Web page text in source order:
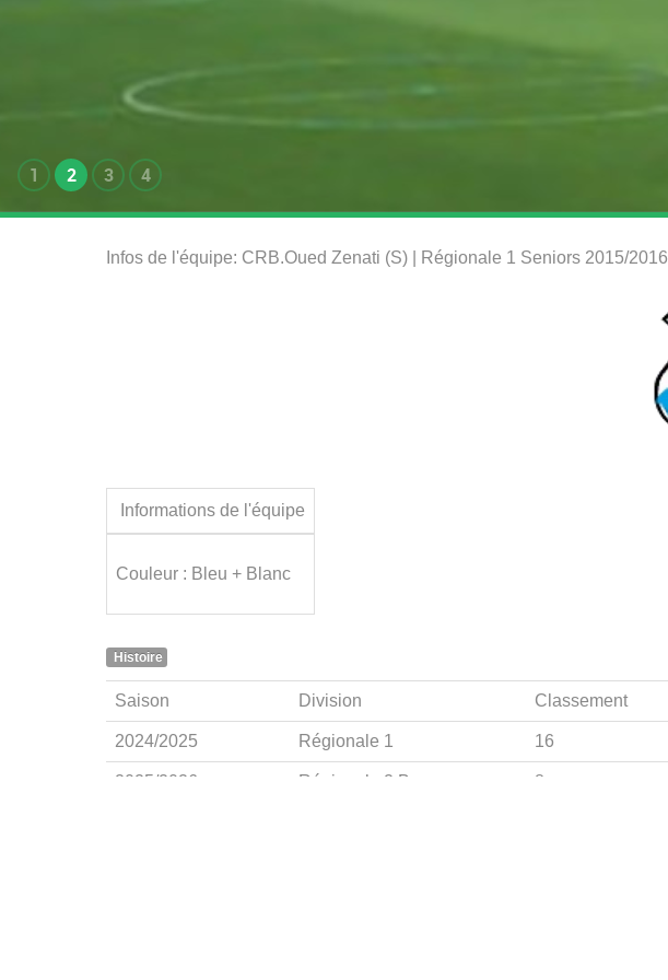
1 2 3 4
Infos de l'équipe: CRB.Oued Zenati (S) | Régionale 1 Seniors 2015/2016
Informations de l'équipe
Couleur : Bleu + Blanc
Histoire
Saison Division Classement
2024/2025 Régionale 1 16
2025/2026 Régionale 2 B 8